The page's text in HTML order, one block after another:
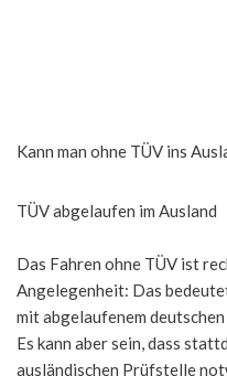
Kann man ohne TÜV ins
TÜV abgelaufen im Ausland
Das Fahren ohne TÜV ist
Angelegenheit: Das
mit abgelaufenem
Es kann aber sein, dass
ausländischen Prüfstelle